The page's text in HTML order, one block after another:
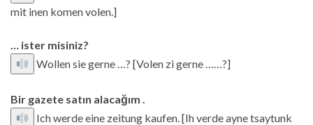
mit inen komen volen.]
… ister misiniz?
Wollen sie gerne …? [Volen zi gerne ……?]
Bir gazete satın alacağım .
Ich werde eine zeitung kaufen. [Ih verde ayne tsaytunk